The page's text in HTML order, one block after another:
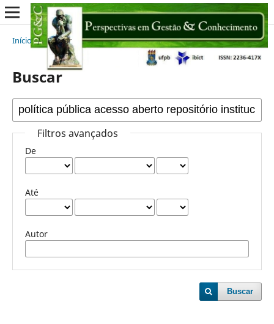
Início / Buscar
Buscar
Filtros avançados
De
Até
Autor
Buscar